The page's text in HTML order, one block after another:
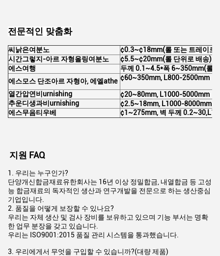
전문적인 맞춤화
씨 낡은여 분노
¢0.3~¢18mm(롤 또는 트레이로
시간그렇지-아르 자형올링여 분노
¢5.5~¢20mm(롤 단위로 배송)
에스여행
두께 0.1~4.5*폭 6~350mm(롤
에스모스 단조아르 자형아, 에 엘athe ¢60~350mm, L800-2500mm
열간압연 비 urnishing
¢20~80mm, L1000-5000mm
추운디 생과비 urnishing
¢2.5~18mm, L1000-8000mm
에스무음티 우베 ¢1~275mm, 벽 두께
지원 FAQ
1. 우리는 누구인가?
단양개신합금재료유한회사는 16년 이상 정밀합금, 내열합금 등 고성
능 합금재료의 독자적인 생산과 연구개발을 전문으로 하는 생산중심
기업입니다.
2. 품질을 어떻게 보장할 수 있나요?
우리는 자체 생산 및 검사 장비를 보유하고 있으며 기능 부서는 명확
한 업무 분장을 갖고 있습니다.
우리는 ISO9001:2015 품질 관리 시스템을 통과했습니다.
3. 우리에게서 무엇을 구입할 수 있습니까?(대량 제품)